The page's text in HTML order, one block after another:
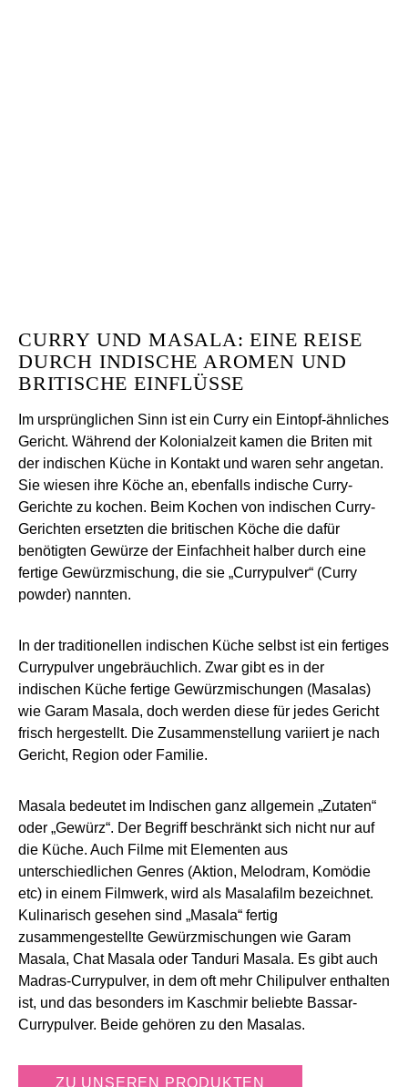
CURRY UND MASALA: EINE REISE
DURCH INDISCHE AROMEN UND
BRITISCHE EINFLÜSSE
Im ursprünglichen Sinn ist ein Curry ein Eintopf-ähnliches
Gericht. Während der Kolonialzeit kamen die Briten mit
der indischen Küche in Kontakt und waren sehr angetan.
Sie wiesen ihre Köche an, ebenfalls indische Curry-
Gerichte zu kochen. Beim Kochen von indischen Curry-
Gerichten ersetzten die britischen Köche die dafür
benötigten Gewürze der Einfachheit halber durch eine
fertige Gewürzmischung, die sie „Currypulver“ (Curry
powder) nannten.
In der traditionellen indischen Küche selbst ist ein fertiges
Currypulver ungebräuchlich. Zwar gibt es in der
indischen Küche fertige Gewürzmischungen (Masalas)
wie Garam Masala, doch werden diese für jedes Gericht
frisch hergestellt. Die Zusammenstellung variiert je nach
Gericht, Region oder Familie.
Masala bedeutet im Indischen ganz allgemein „Zutaten“
oder „Gewürz“. Der Begriff beschränkt sich nicht nur auf
die Küche. Auch Filme mit Elementen aus
unterschiedlichen Genres (Aktion, Melodram, Komödie
etc) in einem Filmwerk, wird als Masalafilm bezeichnet.
Kulinarisch gesehen sind „Masala“ fertig
zusammengestellte Gewürzmischungen wie Garam
Masala, Chat Masala oder Tanduri Masala. Es gibt auch
Madras-Currypulver, in dem oft mehr Chilipulver enthalten
ist, und das besonders im Kaschmir beliebte Bassar-
Currypulver. Beide gehören zu den Masalas.
ZU UNSEREN PRODUKTEN